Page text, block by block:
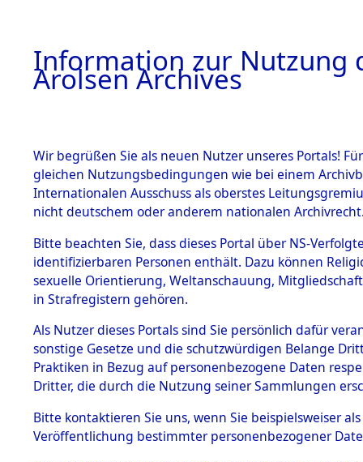
BESTÄNDE
1.
Inhaftierungsdoku
mente
1.2.9 Beim ITS
verwahrte
1.2.9.1
Effekten aus
dem KZ
Dachau
Effekten aus
dem KZ
Dachau,
9Akten
DOKUMENTE
Information zur Nutzung
Arolsen Archives
Wir begrüßen Sie als neuen Nutzer unseres Portals!
gleichen Nutzungsbedingungen wie bei einem
Internationalen Ausschuss als oberstes
nicht deutschem oder anderem nationalen
Bitte beachten Sie, dass dieses Portal über NS-
identifizierbaren Personen enthält. Dazu können
sexuelle Orientierung, Weltanschauung,
in Strafregistern gehören.
Als Nutzer dieses Portals sind Sie persönlich dafür
sonstige Gesetze und die schutzwürdigen Belange
Praktiken in Bezug auf personenbezogene Daten
Dritter, die durch die Nutzung seiner Sammlungen
Bitte kontaktieren Sie uns, wenn Sie beispielsweiser
Veröffentlichung bestimmter personenbezogener